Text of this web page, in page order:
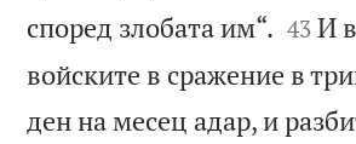
според злобата им“. 

43 И
войските в сражение в
ден на месец адар, и